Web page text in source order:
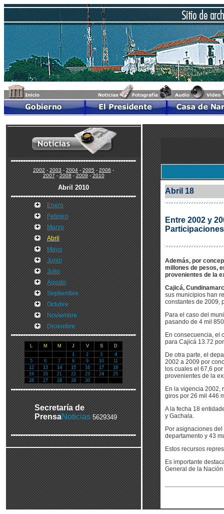
2002-2003-2004-2005-2006-
2007-2008-2009-2010
Abril 2010
Enero
Febrero
Marzo
Abril
Mayo
Junio
Julio
Agosto
Septiembre
Octubre
Noviembre
Diciembre
L M M J V S
D
1
2 3
4
5
6 7 8 9 10
11
12
13 14 15 16 17
18
19
20 21 22 23 24
25
26
27 28 29 30
Secretaría de
PrensaNoticias 5629349
Abril 18
Entre 2002 y
Participaciones
Además, por
millones de pesos,
provenientes de la
Cajicá,
sus municipios han
constantes de 2009,
Para el caso del
pasando de 4 mil
En consecuencia, el
para Cajicá 13.72
De otra parte, el
2002 a 2009 por
los cuales el 67,6
provenientes de la
En la vigencia 2002,
giros por 26 mil 446
A la fecha 18
y Gachala.
Por asignaciones
departamento y 43
Estos recursos
Es importante
General de la